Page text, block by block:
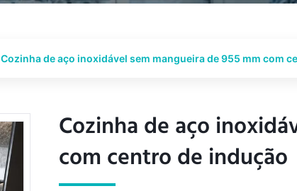
Cozinha de aço inoxidável sem mangueira de 955 mm com
Cozinha de aço
com centro de indução
Cozinha de aço
com centro de indução